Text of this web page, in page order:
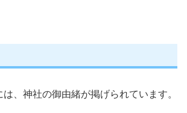
は、神社の御由緒が掲げられています。